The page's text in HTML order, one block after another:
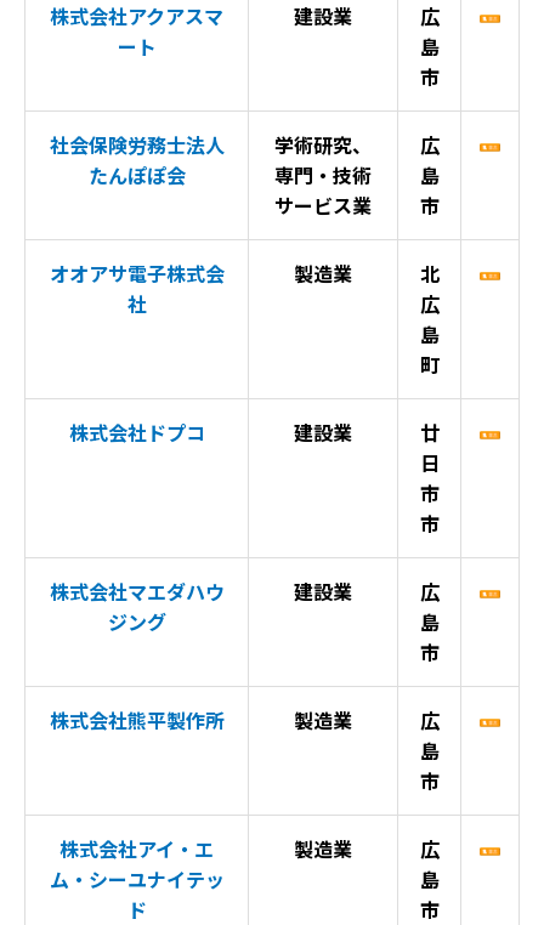
株式会社アクアスマ
ート
建設業
広
島
市
社会保険労務士法人
たんぽぽ会
学術研究、
専門・技術
サービス業
広
島
市
オオアサ電子株式会
社
製造業
北
広
島
町
株式会社ドプコ 建設業
廿
日
市
市
株式会社マエダハウ
ジング
建設業
広
島
市
株式会社熊平製作所 製造業
広
島
市
株式会社アイ・エ
ム・シーユナイテッ
ド
製造業
広
島
市